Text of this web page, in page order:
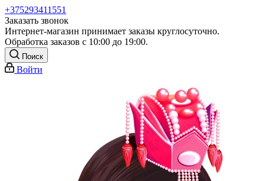
+375293411551
Заказать звонок
Интернет-магазин принимает заказы круглосуточно.
Обработка заказов с 10:00 до 19:00.
Поиск
Войти